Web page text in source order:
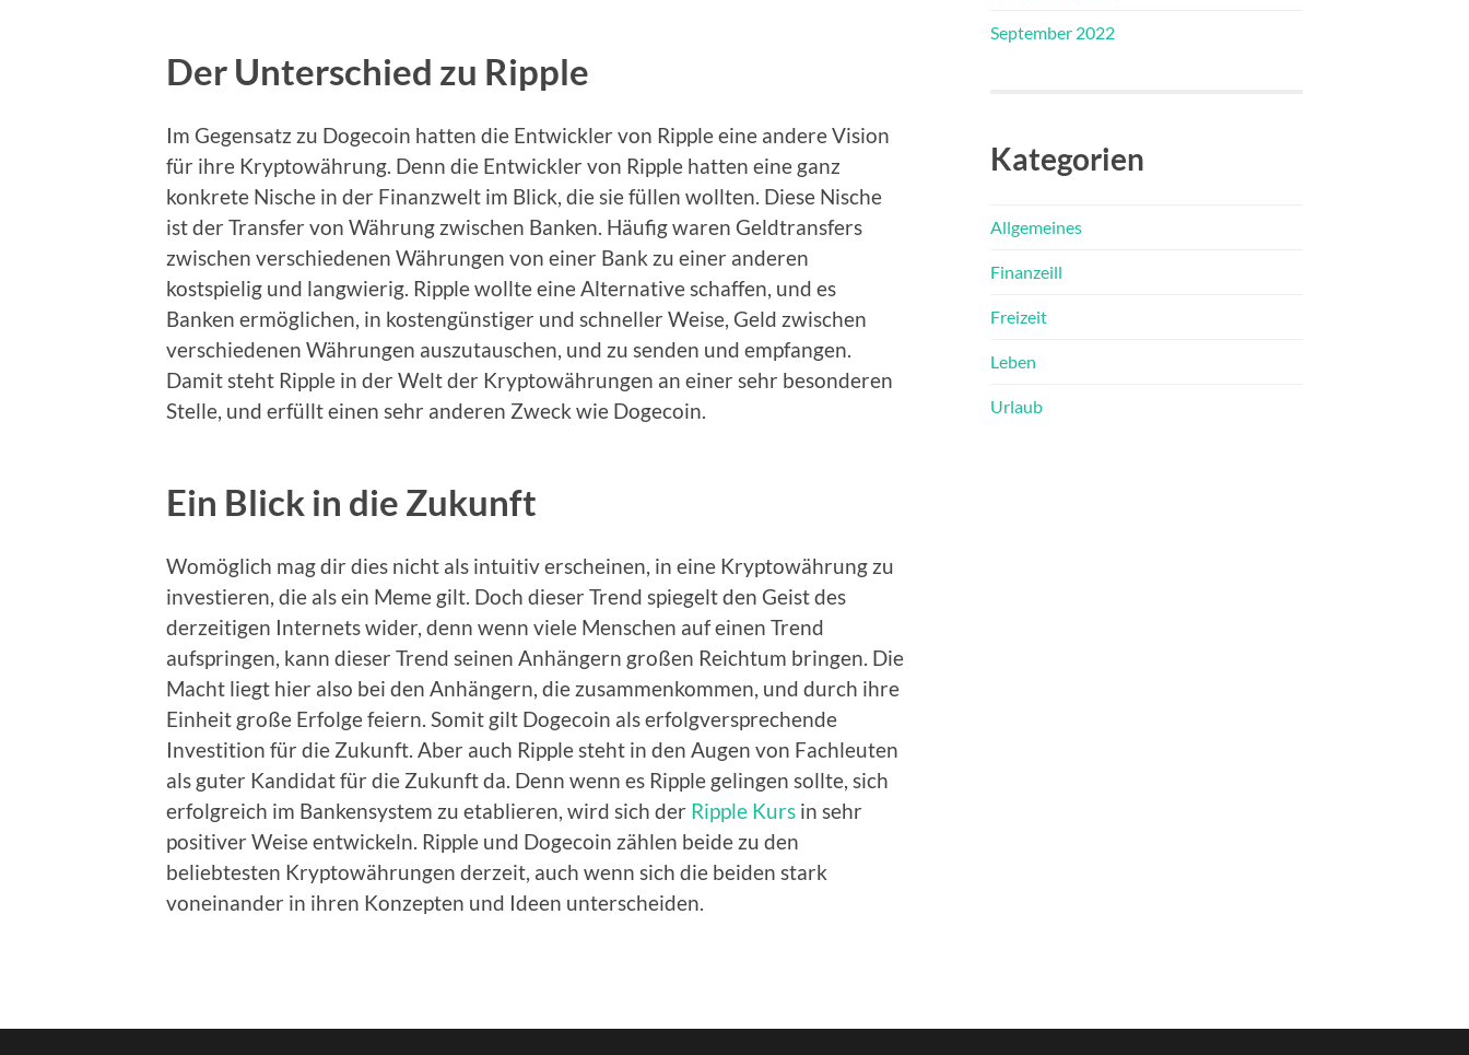
Der Unterschied zu Ripple
Im Gegensatz zu Dogecoin hatten die Entwickler von Ripple eine andere Vision
für ihre Kryptowährung. Denn die Entwickler von Ripple hatten eine ganz
konkrete Nische in der Finanzwelt im Blick, die sie füllen wollten. Diese Nische
ist der Transfer von Währung zwischen Banken. Häufig waren Geldtransfers
zwischen verschiedenen Währungen von einer Bank zu einer anderen
kostspielig und langwierig. Ripple wollte eine Alternative schaffen, und es
Banken ermöglichen, in kostengünstiger und schneller Weise, Geld zwischen
verschiedenen Währungen auszutauschen, und zu senden und empfangen.
Damit steht Ripple in der Welt der Kryptowährungen an einer sehr besonderen
Stelle, und erfüllt einen sehr anderen Zweck wie Dogecoin.
Ein Blick in die Zukunft
Womöglich mag dir dies nicht als intuitiv erscheinen, in eine Kryptowährung zu
investieren, die als ein Meme gilt. Doch dieser Trend spiegelt den Geist des
derzeitigen Internets wider, denn wenn viele Menschen auf einen Trend
aufspringen, kann dieser Trend seinen Anhängern großen Reichtum bringen. Die
Macht liegt hier also bei den Anhängern, die zusammenkommen, und durch ihre
Einheit große Erfolge feiern. Somit gilt Dogecoin als erfolgversprechende
Investition für die Zukunft. Aber auch Ripple steht in den Augen von Fachleuten
als guter Kandidat für die Zukunft da. Denn wenn es Ripple gelingen sollte, sich
erfolgreich im Bankensystem zu etablieren, wird sich der Ripple Kurs in sehr
positiver Weise entwickeln. Ripple und Dogecoin zählen beide zu den
beliebtesten Kryptowährungen derzeit, auch wenn sich die beiden stark
voneinander in ihren Konzepten und Ideen unterscheiden.
September 2022
Kategorien
Allgemeines
Finanzeill
Freizeit
Leben
Urlaub